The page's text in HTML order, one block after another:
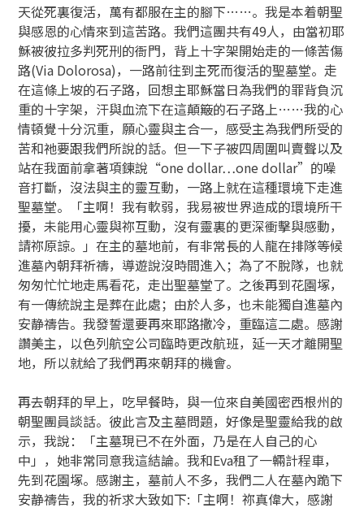
天從死裏復活，萬有都服在主的腳下……。我是本着朝聖
與感恩的心情來到這苦路。我們這團共有49人，由當初耶
穌被彼拉多判死刑的衙門，背上十字架開始走的一條苦傷
路(Via Dolorosa)，一路前往到主死而復活的聖墓堂。走
在這條上坡的石子路，回想主耶穌當日為我們的罪背負沉
重的十字架，汗與血流下在這顛簸的石子路上……我的心
情頓覺十分沉重，願心靈與主合一，感受主為我們所受的
苦和祂要跟我們所說的話。但一下子被四周圍叫賣聲以及
站在我面前拿著項鍊說“one dollar…one dollar”的噪
音打斷，沒法與主的靈互動，一路上就在這種環境下走進
聖墓堂。「主啊！我有軟弱，我易被世界造成的環境所干
擾，未能用心靈與祢互動，沒有靈裏的更深衝擊與感動，
請祢原諒。」在主的墓地前，有非常長的人龍在排隊等候
進墓內朝拜祈禱，導遊說沒時間進入；為了不脫隊，也就
匆匆忙忙地走馬看花，走出聖墓堂了。之後再到花園塚，
有一傳統說主是葬在此處；由於人多，也未能獨自進墓內
安静禱告。我發誓還要再來耶路撒冷，重臨這二處。感謝
讚美主，以色列航空公司臨時更改航班，延一天才離開聖
地，所以就給了我們再來朝拜的機會。
再去朝拜的早上，吃早餐時，與一位來自美國密西根州的
朝聖團員談話。彼此言及主墓問題，好像是聖靈給我的啟
示，我說：「主墓現已不在外面，乃是在人自己的心
中」，她非常同意我這結論。我和Eva租了一輛計程車，
先到花園塚。感謝主，墓前人不多，我們二人在墓內跪下
安静禱告，我的祈求大致如下:「主啊！祢真偉大，感謝